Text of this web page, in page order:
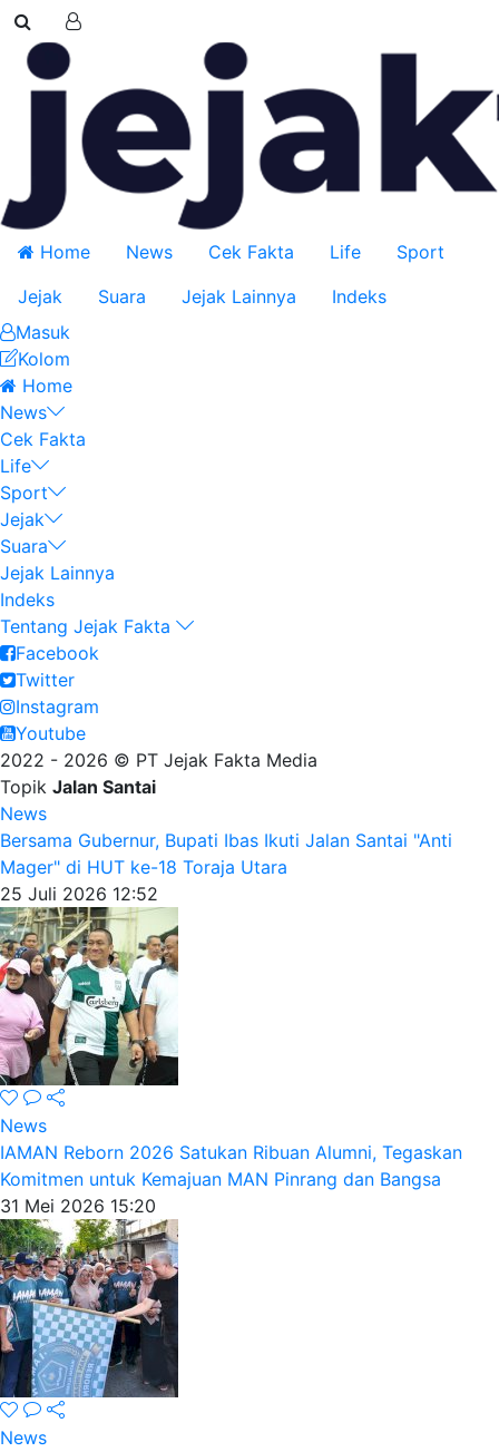
Home News Cek Fakta Life
Sport
Jejak
Suara Jejak Lainnya
Indeks
Masuk
Kolom
Home
News
Cek Fakta
Life
Sport
Jejak
Suara
Jejak Lainnya
Indeks
Tentang Jejak Fakta
Facebook
Twitter
Instagram
Youtube
2022 - 2026 © PT Jejak Fakta Media
Topik Jalan Santai
News
Bersama Gubernur, Bupati Ibas Ikuti Jalan Santai "Anti
Mager" di HUT ke-18 Toraja Utara
25 Juli 2026 12:52
News
IAMAN Reborn 2026 Satukan Ribuan Alumni, Tegaskan
Komitmen untuk Kemajuan MAN Pinrang dan Bangsa
31 Mei 2026 15:20
News